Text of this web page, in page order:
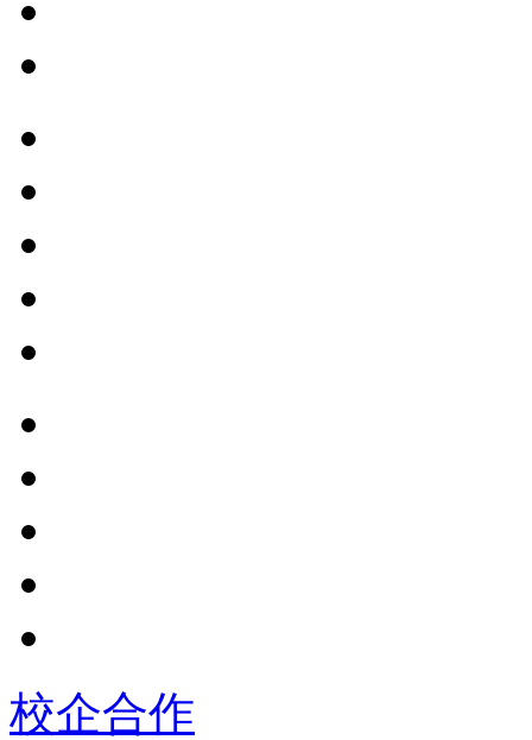
校企合作